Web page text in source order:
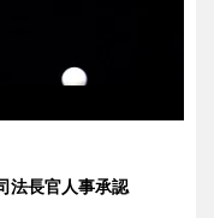
法長官人事承認